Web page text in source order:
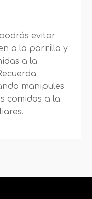
evitar
a la parrilla y
a la
manipules
comidas a la